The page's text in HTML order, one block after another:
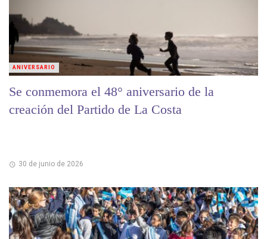
Se conmemora el 48° aniversario de la
creación del Partido de La Costa
30 de junio de 2026
ANIVERSARIO